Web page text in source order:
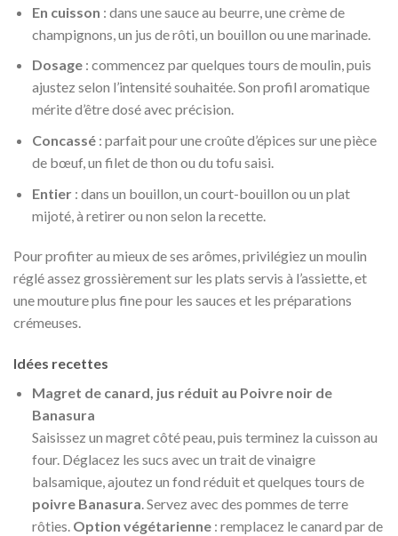
En cuisson : dans une sauce au beurre, une crème de
champignons, un jus de rôti, un bouillon ou une marinade.
Dosage: commencez par quelques tours de moulin, puis
ajustez selon l’intensité souhaitée. Son profil aromatique
mérite d’être dosé avec précision.
Concassé: parfait pour une croûte d’épices sur une pièce
de bœuf, un filet de thon ou du tofu saisi.
Entier: dans un bouillon, un court-bouillon ou un plat
mijoté, à retirer ou non selon la recette.
Pour profiter au mieux de ses arômes, privilégiez un moulin
réglé assez grossièrement sur les plats servis à l’assiette, et
une mouture plus fine pour les sauces et les préparations
crémeuses.
Idées recettes
Magret de canard, jus réduit au Poivre noir de
Banasura
Saisissez un magret côté peau, puis terminez la cuisson au
four. Déglacez les sucs avec un trait de vinaigre
balsamique, ajoutez un fond réduit et quelques tours de
poivre Banasura. Servez avec des pommes de terre
rôties. Option végétarienne: remplacez le canard par de